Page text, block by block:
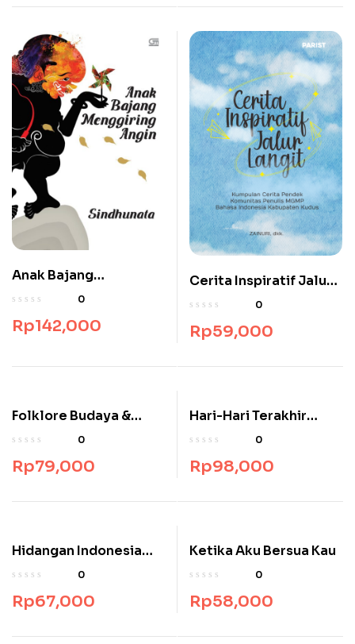
Anak Bajang
Menggiring Angin
0
Rp142,000
Cerita Inspiratif Jalur
Langit
0
Rp59,000
Folklore Budaya &
Desa
0
Rp79,000
Hari-Hari Terakhir
Amanda
0
Rp98,000
Hidangan Indonesia
Bahan Dasar Telur
0
Rp67,000
Ketika Aku Bersua Kau
0
Rp58,000